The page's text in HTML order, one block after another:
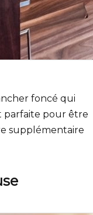
foncé qui
parfaite pour être
supplémentaire